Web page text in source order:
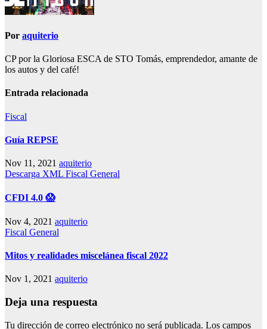
Por aquiterio
CP por la Gloriosa ESCA de STO Tomás, emprendedor, amante de
los autos y del café!
Entrada relacionada
Fiscal
Guía REPSE
Nov 11, 2021 aquiterio
Descarga XML Fiscal General
CFDI 4.0 😱
Nov 4, 2021 aquiterio
Fiscal General
Mitos y realidades miscelánea fiscal 2022
Nov 1, 2021 aquiterio
Deja una respuesta
Tu dirección de correo electrónico no será publicada. Los campos